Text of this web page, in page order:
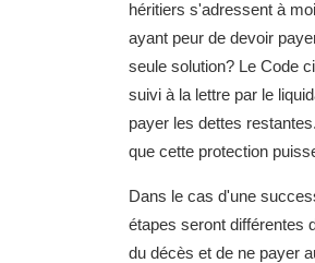
héritiers s'adressent à
ayant peur de devoir
seule solution? Le Code
suivi à la lettre par le
payer les dettes
que cette protection
Dans le cas d'une
étapes seront différentes
du décès et de ne payer